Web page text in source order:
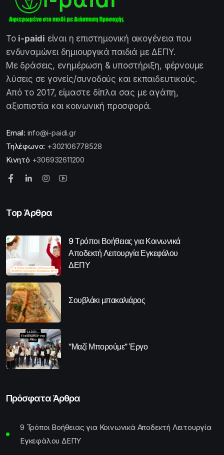
Το i-paidi είναι η επιστημονική οικογένεια που
ενδυναμώνει δημιουργικά παιδιά με ΔΕΠΥ.
Με δράσεις, ενημέρωση & υποστήριξη, φέρνουμε
λύσεις σε γονείς/συνοδούς και εκπαιδευτικούς.
Από το 2017, είμαστε δίπλα σας με αγάπη,
αξιοπιστία και κοινωνική προσφορά.
Email: info@i-paidi.gr
Τηλέφωνο: +302106778528
Κινητό +306932611200
Top Άρθρα
9 Τρόποι Βοήθειας για Κοινωνικά
Αποδεκτή Λειτουργία Εγκεφάλου
ΔΕΠΥ
Σουβλάκι μπακαλιάρος
“Μαζί Μπορούμε” Έργο
Πρόσφατα Άρθρα
9 Τρόποι Βοήθειας για Κοινωνικά Αποδεκτή Λειτουργία
Εγκεφάλου ΔΕΠΥ